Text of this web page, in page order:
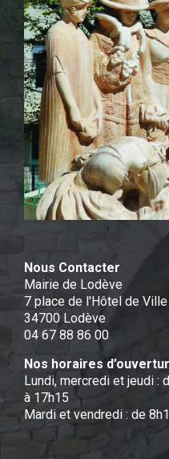
Nous Contacter
Mairie de Lodève
7 place de l'Hôtel de Ville
34700 Lodève
04 67 88 86 00
Nos horaires
Lundi, mercredi et jeudi :
à 17h15
Mardi et vendredi : de